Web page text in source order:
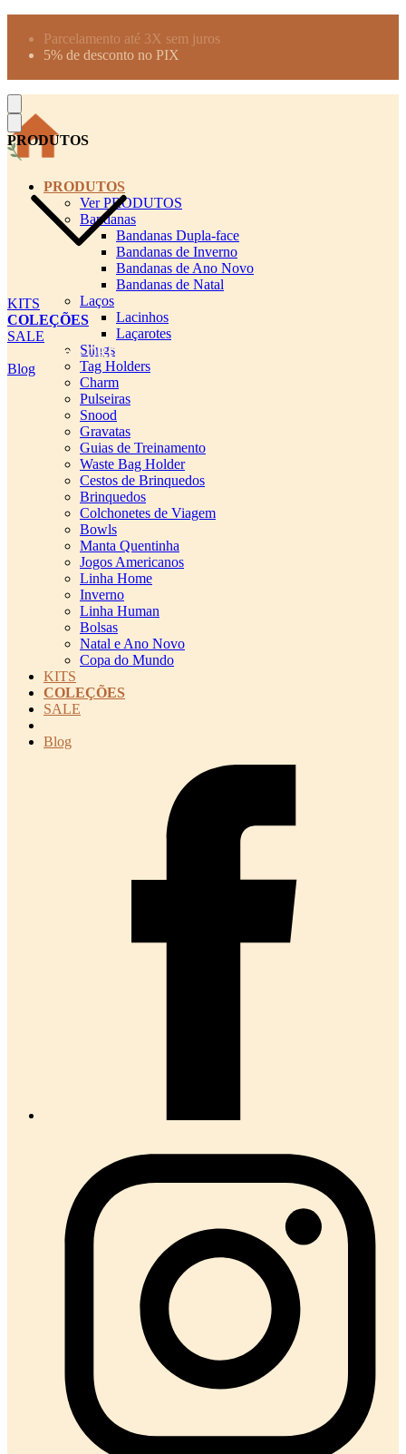
Parcelamento até 3X sem juros
5% de desconto no PIX
PRODUTOS
KITS
COLEÇÕES
SALE
cadastro pet QRCODE
Blog
PRODUTOS
Ver PRODUTOS
Bandanas
Bandanas Dupla-face
Bandanas de Inverno
Bandanas de Ano Novo
Bandanas de Natal
Laços
Lacinhos
Laçarotes
Slings
Tag Holders
Charm
Pulseiras
Snood
Gravatas
Guias de Treinamento
Waste Bag Holder
Cestos de Brinquedos
Brinquedos
Colchonetes de Viagem
Bowls
Manta Quentinha
Jogos Americanos
Linha Home
Inverno
Linha Human
Bolsas
Natal e Ano Novo
Copa do Mundo
KITS
COLEÇÕES
SALE
Blog